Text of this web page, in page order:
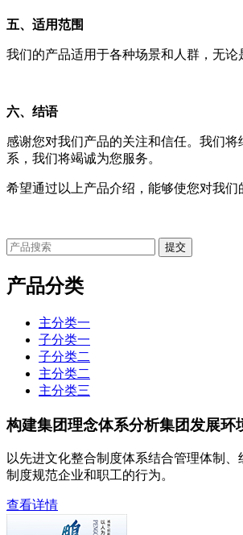
五、适用范围
我们的产品适用于各种场景和人群，无
六、结语
感谢您对我们产品的关注和信任。我们
系，我们将竭诚为您服务。
希望通过以上产品介绍，能够使您对我
产品分类
主分类一
子分类一
子分类二
主分类二
主分类三
构建集团理念体系分析集团发展环
以先进文化整合制度体系结合管理体制
制度规范企业和职工的行为。
查看详情